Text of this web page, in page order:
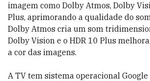
imagem como Dolby Atmos, Dolby
Plus, aprimorando a qualidade do
Dolby Atmos cria um som
Dolby Vision e o HDR 10 Plus
a cor das imagens.
A TV tem sistema operacional Google